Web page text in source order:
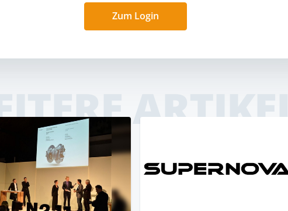
Zum Login
ARTIKEL